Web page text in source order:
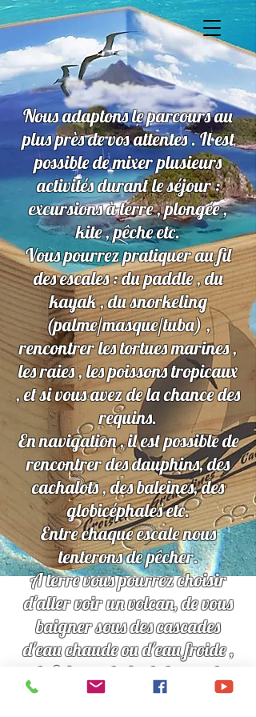
Nous adaptons le parcours au
plus près de vos attentes . Il est
possible de mixer plusieurs
activités durant le séjour :
excursions à terre , plongée ,
kite , pêche etc.
Vous pourrez pratiquer au fil
des escales : du paddle , du
kayak , du snorkeling
(palme/masque/tuba) ,
rencontrer les tortues marines ,
les raies , les poissons tropicaux
, et si vous avez de la chance des
requins.
En navigation , il est possible de
rencontrer des dauphins, des
cachalots , des baleines, des
globicéphales etc.
Entre chaque escale nous
tenterons de pêcher.
A terre vous pourrez choisir
d'aller voir un volcan, de vous
baigner sous des cascades
d'eau chaude ou d'eau froide ,
de faire un bain de boue , de
visiter un jardin botanique , de